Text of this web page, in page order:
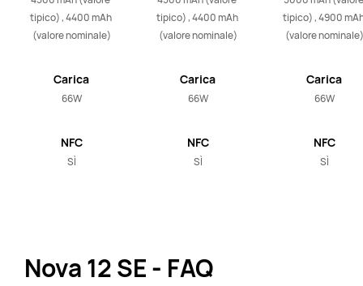
tipico) , 4400 mAh
(valore nominale)
Carica
66W
NFC
SÌ
tipico) , 4400 mAh
(valore nominale)
Carica
66W
NFC
SÌ
tipico) , 4900
(valore nominale)
Carica
66W
NFC
SÌ
Nova 12 SE - FAQ